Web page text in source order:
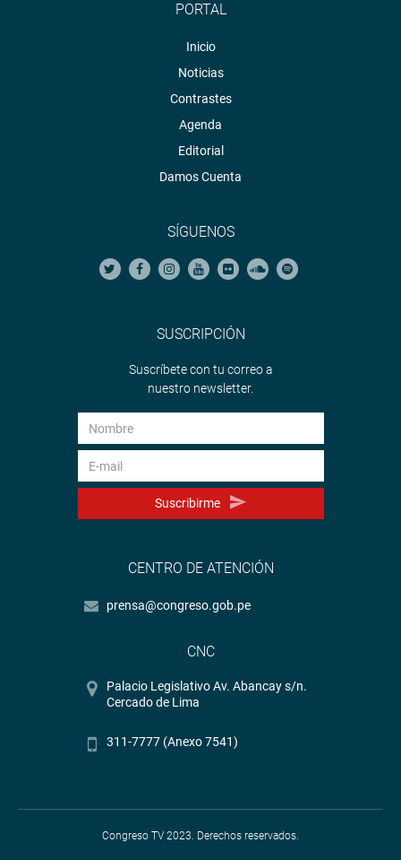
PORTAL
Inicio
Noticias
Contrastes
Agenda
Editorial
Damos Cuenta
SÍGUENOS
SUSCRIPCIÓN
Suscríbete con tu correo a
nuestro newsletter.
Suscribirme
CENTRO DE ATENCIÓN
prensa@congreso.gob.pe
CNC
Palacio Legislativo Av. Abancay s/n.
Cercado de Lima
311-7777 (Anexo 7541)
Congreso TV 2023. Derechos reservados.